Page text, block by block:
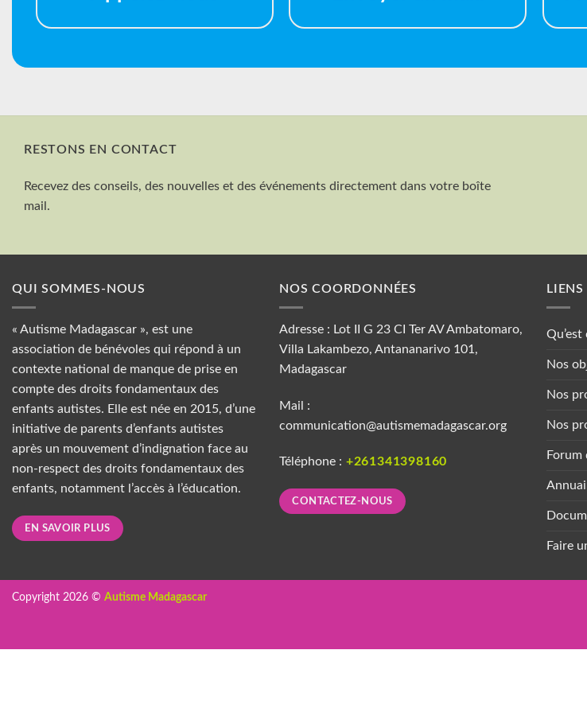
RESTONS EN CONTACT
Recevez des conseils, des nouvelles et des événements directement dans votre boîte
mail.
QUI SOMMES-NOUS
« Autisme Madagascar », est une
association de bénévoles qui répond à un
contexte national de manque de prise en
compte des droits fondamentaux des
enfants autistes. Elle est née en 2015, d’une
initiative de parents d’enfants autistes
après un mouvement d’indignation face au
non-respect des droits fondamentaux des
enfants, notamment l’accès à l’éducation.
EN SAVOIR PLUS
NOS COORDONNÉES
Adresse : Lot II G 23 CI Ter AV Ambatomaro,
Villa Lakambezo, Antananarivo 101,
Madagascar
Mail :
communication@autismemadagascar.org
Téléphone : +261341398160
CONTACTEZ-NOUS
Qu’est
Nos
Nos
Nos
Forum
Faire
Copyright 2026 © Autisme Madagascar